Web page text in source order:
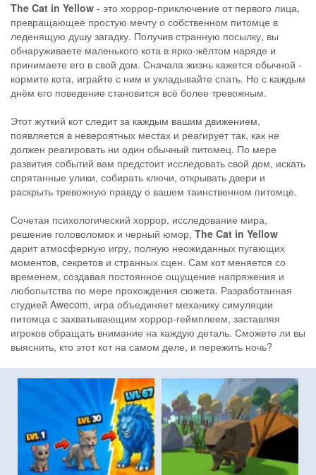
The Cat in Yellow - это хоррор-приключение от первого лица,
превращающее простую мечту о собственном питомце в
леденящую душу загадку. Получив странную посылку, вы
обнаруживаете маленького кота в ярко-жёлтом наряде и
принимаете его в свой дом. Сначала жизнь кажется обычной -
кормите кота, играйте с ним и укладывайте спать. Но с каждым
днём его поведение становится всё более тревожным.
Этот жуткий кот следит за каждым вашим движением,
появляется в невероятных местах и реагирует так, как не
должен реагировать ни один обычный питомец. По мере
развития событий вам предстоит исследовать свой дом, искать
спрятанные улики, собирать ключи, открывать двери и
раскрыть тревожную правду о вашем таинственном питомце.
Сочетая психологический хоррор, исследование мира,
решение головоломок и черный юмор, The Cat in Yellow
дарит атмосферную игру, полную неожиданных пугающих
моментов, секретов и странных сцен. Сам кот меняется со
временем, создавая постоянное ощущение напряжения и
любопытства по мере прохождения сюжета. Разработанная
студией Awecom, игра объединяет механику симуляции
питомца с захватывающим хоррор-геймплеем, заставляя
игроков обращать внимание на каждую деталь. Сможете ли вы
выяснить, кто этот кот на самом деле, и пережить ночь?